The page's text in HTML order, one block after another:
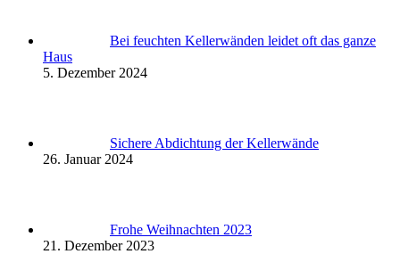
Bei feuchten Kellerwänden leidet oft das ganze
Haus
5. Dezember 2024
Sichere Abdichtung der Kellerwände
26. Januar 2024
Frohe Weihnachten 2023
21. Dezember 2023